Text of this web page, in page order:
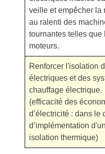
veille et empêcher la
au ralenti des
tournantes telles que
moteurs.
Renforcer l'isolation
électriques et des
chauffage électrique.
(efficacité des
d’électricité : dans le
d’implémentation
isolation thermique)